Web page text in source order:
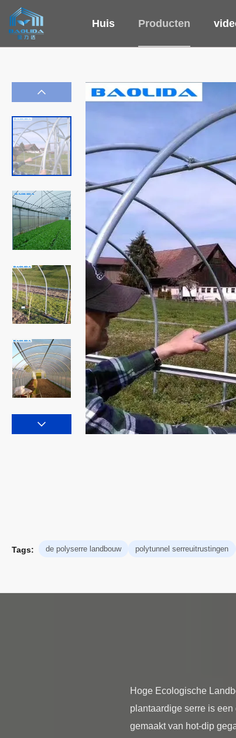
Huis Producten
Tags: de polyserre landbouw polytunnel serreuitrustingen
Hoge Ecologische
plantaardige serre is